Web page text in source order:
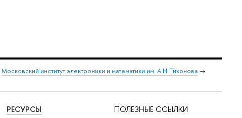
Московский институт электроники и математики им. А.Н. Тихонова →
РЕСУРСЫ ПОЛЕЗНЫЕ ССЫЛКИ